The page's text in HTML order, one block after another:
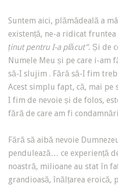
Suntem aici, plămădeală a
existență, ne-a ridicat
ținut pentru I-a plăcut”. Și de
Numele Meu și pe care i-am
să-I slujim . Fără să-I fim
Acest simplu fapt, că, mai pe
I fim de nevoie și de folos,
fără de care am fi
Fără să aibă nevoie
pendulează… ce experiență
noastră, milioane au stat în
grandioasă, înălțarea eroică,